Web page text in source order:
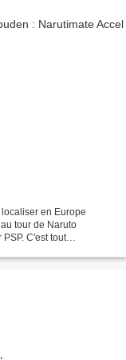
en Europe
tour de Naruto
C'est tout